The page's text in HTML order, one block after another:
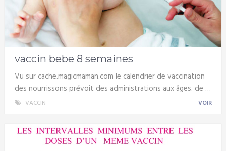
vaccin bebe 8 semaines
Vu sur cache.magicmaman.com le calendrier de vaccination
des nourrissons prévoit des administrations aux âges. de …
VACCIN VOIR